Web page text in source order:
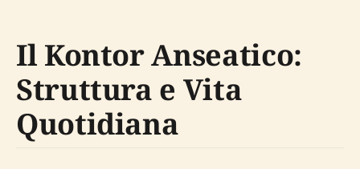
Il Kontor Anseatico:
Struttura e Vita
Quotidiana